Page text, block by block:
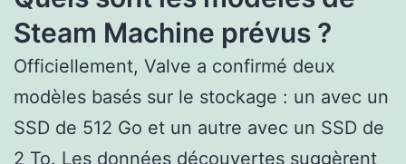
Steam Machine prévus ?
Officiellement, Valve a confirmé deux
modèles basés sur le stockage : un avec un
SSD de 512 Go et un autre avec un SSD de
2 To. Les données découvertes suggèrent